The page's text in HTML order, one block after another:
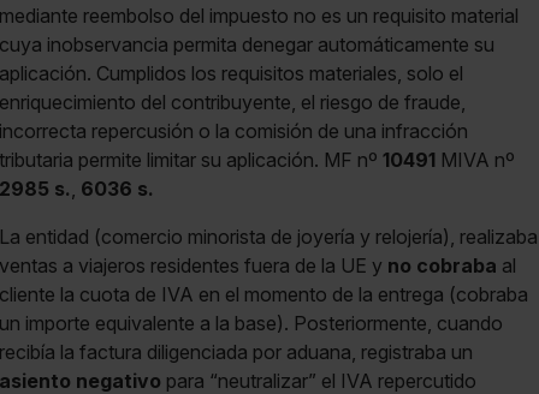
mediante reembolso del impuesto no es un requisito material
cuya inobservancia permita denegar automáticamente su
aplicación. Cumplidos los requisitos materiales, solo el
enriquecimiento del contribuyente, el riesgo de fraude,
incorrecta repercusión o la comisión de una infracción
tributaria permite limitar su aplicación. MF nº 10491 MIVA nº
2985 s., 6036 s.
La entidad (comercio minorista de joyería y relojería), realizaba
ventas a viajeros residentes fuera de la UE y no cobraba al
cliente la cuota de IVA en el momento de la entrega (cobraba
un importe equivalente a la base). Posteriormente, cuando
recibía la factura diligenciada por aduana, registraba un
asiento negativo para “neutralizar” el IVA repercutido